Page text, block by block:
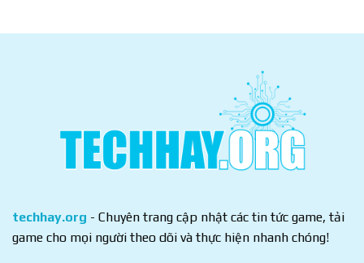
techhay.org - Chuyên trang cập nhật các tin tức game, tải
game cho mọi người theo dõi và thực hiện nhanh chóng!